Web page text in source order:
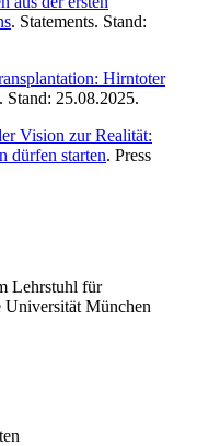
. Statements. Stand:
Hirntoter
Stand: 25.08.2025.
Vision zur Realität:
dürfen starten. Press
Lehrstuhl für
Universität München